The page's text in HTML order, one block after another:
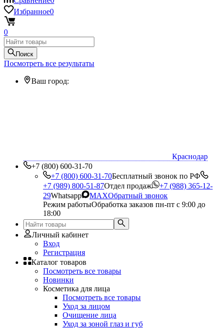
Избранное0
0
Поиск
Посмотреть все результаты
Ваш город:
Краснодар
+7 (800) 600-31-70
+7 (800) 600-31-70Бесплатный звонок по РФ
+7 (989) 800-51-87Отдел продаж
+7 (988) 365-12-
29Whatsapp MAXОбратный звонок
Режим работыОбработка заказов пн-пт с 9:00 до
18:00
Личный кабинет
Вход
Регистрация
Каталог товаров
Посмотреть все товары
Новинки
Косметика для лица
Посмотреть все товары
Уход за лицом
Очищение лица
Уход за зоной глаз и губ